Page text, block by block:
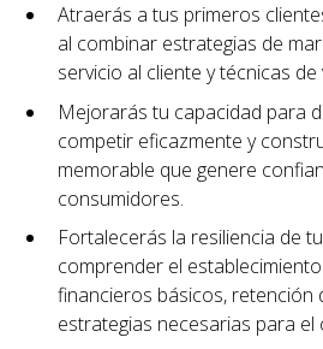
Atraerás a tus primeros
al combinar estrategias de
servicio al cliente y técnicas
Mejorarás tu capacidad para
competir eficazmente y
memorable que genere
consumidores.
Fortalecerás la resiliencia de
comprender el
financieros básicos, retención
estrategias necesarias para